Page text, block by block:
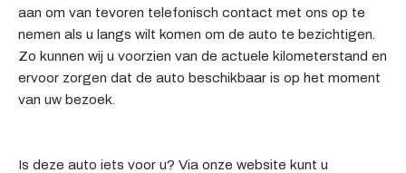
aan om van tevoren telefonisch contact met ons op te
nemen als u langs wilt komen om de auto te bezichtigen.
Zo kunnen wij u voorzien van de actuele kilometerstand en
ervoor zorgen dat de auto beschikbaar is op het moment
van uw bezoek.
Is deze auto iets voor u? Via onze website kunt u